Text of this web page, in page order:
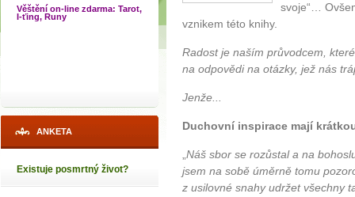
Věštění on-line zdarma: Tarot,
I-ťing, Runy
ANKETA
Existuje posmrtný život?
svoje“…
vznikem této knihy.
Radost je naším průvodcem,
na odpovědi na otázky, jež nás
Jenže...
Duchovní inspirace mají
Náš sbor se rozůstal a na
jsem na sobě úměrně tomu
z usilovné snahy udržet všechny